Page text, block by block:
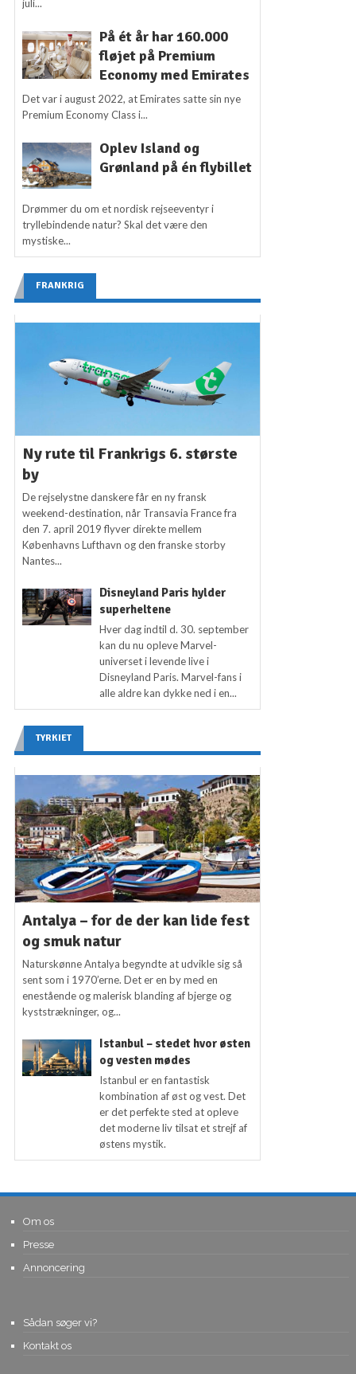
juli...
På ét år har 160.000
fløjet på Premium
Economy med Emirates
Det var i august 2022, at Emirates satte sin nye
Premium Economy Class i...
Oplev Island og
Grønland på én flybillet
Drømmer du om et nordisk rejseeventyr i
tryllebindende natur? Skal det være den
mystiske...
FRANKRIG
Ny rute til Frankrigs 6. største
by
De rejselystne danskere får en ny fransk
weekend-destination, når Transavia France fra
den 7. april 2019 flyver direkte mellem
Københavns Lufthavn og den franske storby
Nantes...
Disneyland Paris hylder
superheltene
Hver dag indtil d. 30. september
kan du nu opleve Marvel-
universet i levende live i
Disneyland Paris. Marvel-fans i
alle aldre kan dykke ned i en...
TYRKIET
Antalya – for de der kan lide fest
og smuk natur
Naturskønne Antalya begyndte at udvikle sig så
sent som i 1970’erne. Det er en by med en
enestående og malerisk blanding af bjerge og
kyststrækninger, og...
Istanbul – stedet hvor østen
og vesten mødes
Istanbul er en fantastisk
kombination af øst og vest. Det
er det perfekte sted at opleve
det moderne liv tilsat et strejf af
østens mystik.
Om os
Presse
Annoncering
Sådan søger vi?
Kontakt os